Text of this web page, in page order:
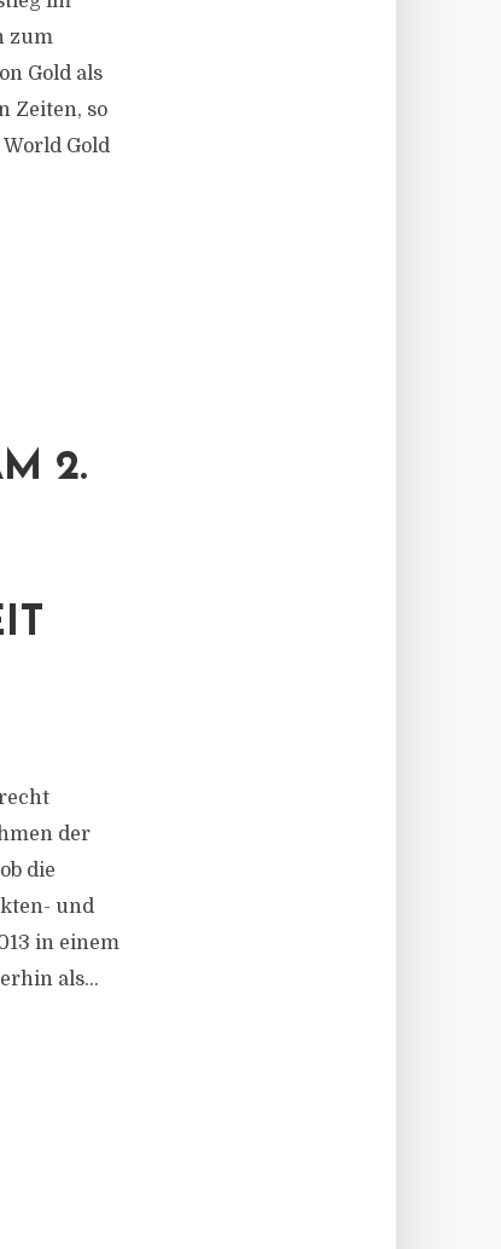
zum
Gold als
Zeiten, so
Gold
2.
der
die
und
in einem
als...